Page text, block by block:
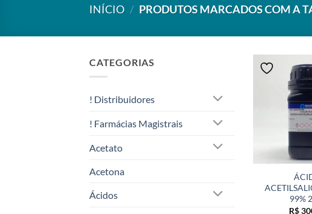
INÍCIO / PRODUTOS MARCADOS COM A
CATEGORIAS
! Distribuidores
! Farmácias Magistrais
Acetato
Acetona
Ácidos
99%
R$